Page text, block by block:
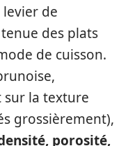
de
des plats
de cuisson.
sur la texture
grossièrement),
porosité,